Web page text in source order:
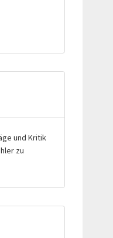
und Kritik
zu